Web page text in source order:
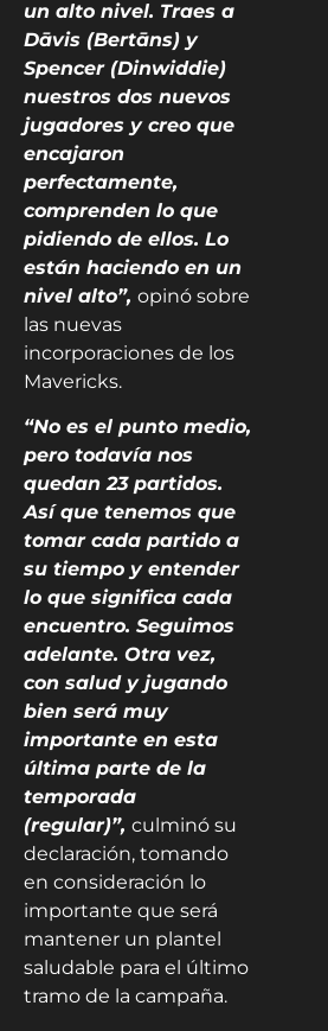
un alto nivel. Traes a
Dāvis (Bertāns) y
Spencer (Dinwiddie)
nuestros dos nuevos
jugadores y creo que
encajaron
perfectamente,
comprenden lo que
pidiendo de ellos. Lo
están haciendo en un
nivel alto”, opinó sobre
las nuevas
incorporaciones de los
Mavericks.
“No es el punto medio,
pero todavía nos
quedan 23 partidos.
Así que tenemos que
tomar cada partido a
su tiempo y entender
lo que significa cada
encuentro. Seguimos
adelante. Otra vez,
con salud y jugando
bien será muy
importante en esta
última parte de la
temporada
(regular)”, culminó su
declaración, tomando
en consideración lo
importante que será
mantener un plantel
saludable para el último
tramo de la campaña.